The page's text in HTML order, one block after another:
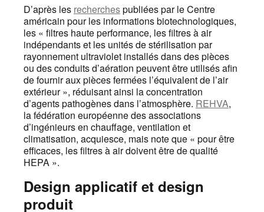
D’après les recherchespubliées par le Centre
américain pour les informations biotechnologiques,
les « filtres haute performance, les filtres à air
indépendants et les unités de stérilisation par
rayonnement ultraviolet installés dans des pièces
ou des conduits d’aération peuvent être utilisés afin
de fournir aux pièces fermées l’équivalent de l’air
extérieur », réduisant ainsi la concentration
d’agents pathogènes dans l’atmosphère. REHVA,
la fédération européenne des associations
d’ingénieurs en chauffage, ventilation et
climatisation, acquiesce, mais note que « pour être
efficaces, les filtres à air doivent être de qualité
HEPA ».
Design applicatif et design
produit